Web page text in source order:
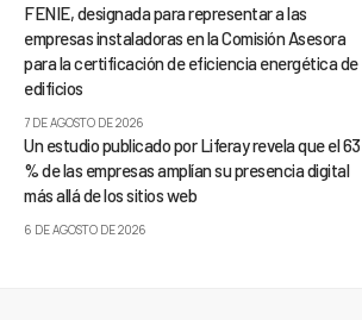
FENIE, designada para representar a las
empresas instaladoras en la Comisión Asesora
para la certificación de eficiencia energética de
edificios
7 DE AGOSTO DE 2026
Un estudio publicado por Liferay revela que el 63
% de las empresas amplían su presencia digital
más allá de los sitios web
6 DE AGOSTO DE 2026